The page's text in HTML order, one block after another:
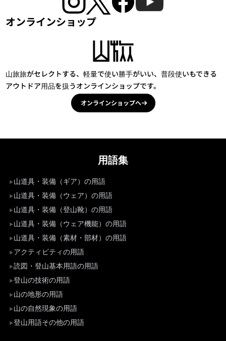
オンラインショップ
山旅旅がセレクトする、軽量で使い勝手がいい、普段使いもできる
アウトドア用品を扱うオンラインショップです。
オンラインショップへ
用語集
山道具・装備（ギア）の用語
山道具・装備（ウェア）の用語
山道具・装備（登山靴）の用語
山道具・装備（ウェア機能）の用語
山道具・装備（素材・部材）の用語
アクティビティの用語
読図・登山基本用語の用語
登山の技術の用語
山の地形の用語
山の自然現象の用語
登山用語その他の用語